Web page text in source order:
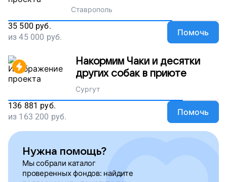
Ставрополь
35 500 руб.
из45 000 руб. Помочь
Накормим Чаки и десятки
других собак в приюте
Сургут
136 881 руб.
из 163 200 руб. Помочь
Нужна помощь?
Мы собрали каталог
проверенных фондов: найдите